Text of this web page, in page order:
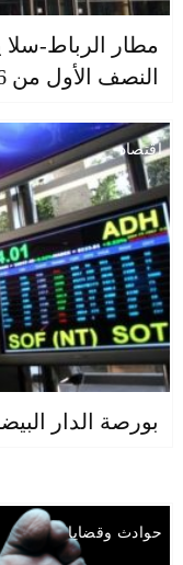
النصف الأول من 2026
اقتصاد
بورصة الدار
حوادث وقضايا